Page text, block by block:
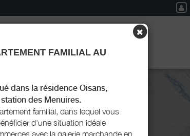
MON LIVRET D'ACCUEIL RÉSERVER
FAMILIAL AU
dans la résidence Oisans,
des Menuires.
familial, dans lequel vous
d'une situation idéale
avec la galerie marchande en